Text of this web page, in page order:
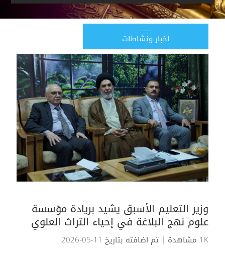
أخبار ونشاطات
وزير التعليم الأسبق يشيد بريادة مؤسسة
علوم نهج البلاغة في إحياء التراث العلوي
1K مشاهدة
| تم اضافته بتاريخ 11-05-2026